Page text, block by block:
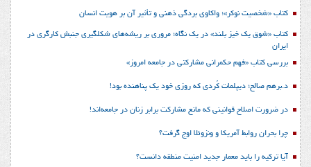
کتاب «شخصیت نوکر»؛ واکاوی بردگی ذهنی و تأثیر آن بر هویت انسان
کتاب «شوق یک خیز بلند» در یک نگاه؛ مروری بر ریشه‌های شکل‎گیری جنبش کارگری در
ایران
بررسی کتاب «فهم حکمرانی مشارکتی در جامعه امروز»
د.برهم صالح؛ دیپلمات کُردی که روزی خود یک پناهنده بود!
در ضرورت اصلاح قوانینی که مانع مشارکت برابر زنان در جامعه‌اند!
چرا بحران روابط آمریکا و ونزوئلا اوج گرفت؟
آیا ترکیه را باید معمار جدید امنیت منطقه دانست؟